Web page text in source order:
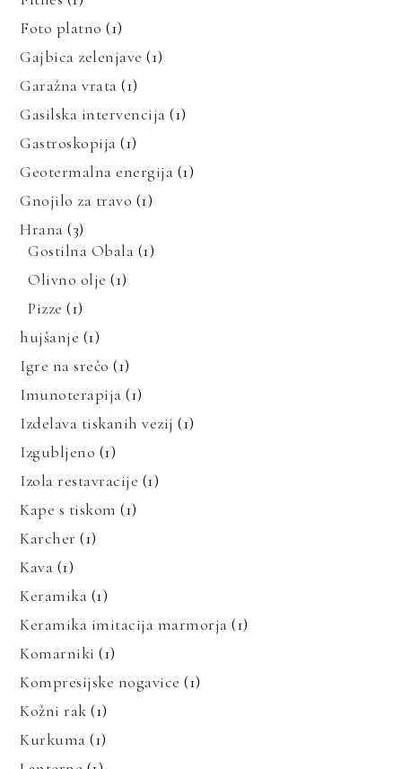
Foto platno (1)
Gajbica zelenjave (1)
Garažna vrata (1)
Gasilska intervencija (1)
Gastroskopija (1)
Geotermalna energija (1)
Gnojilo za travo (1)
Hrana (3)
Gostilna Obala (1)
Olivno olje (1)
Pizze (1)
hujšanje (1)
Igre na srečo (1)
Imunoterapija (1)
Izdelava tiskanih vezij (1)
Izgubljeno (1)
Izola restavracije (1)
Kape s tiskom (1)
Karcher (1)
Kava (1)
Keramika (1)
Keramika imitacija marmorja (1)
Komarniki (1)
Kompresijske nogavice (1)
Kožni rak (1)
Kurkuma (1)